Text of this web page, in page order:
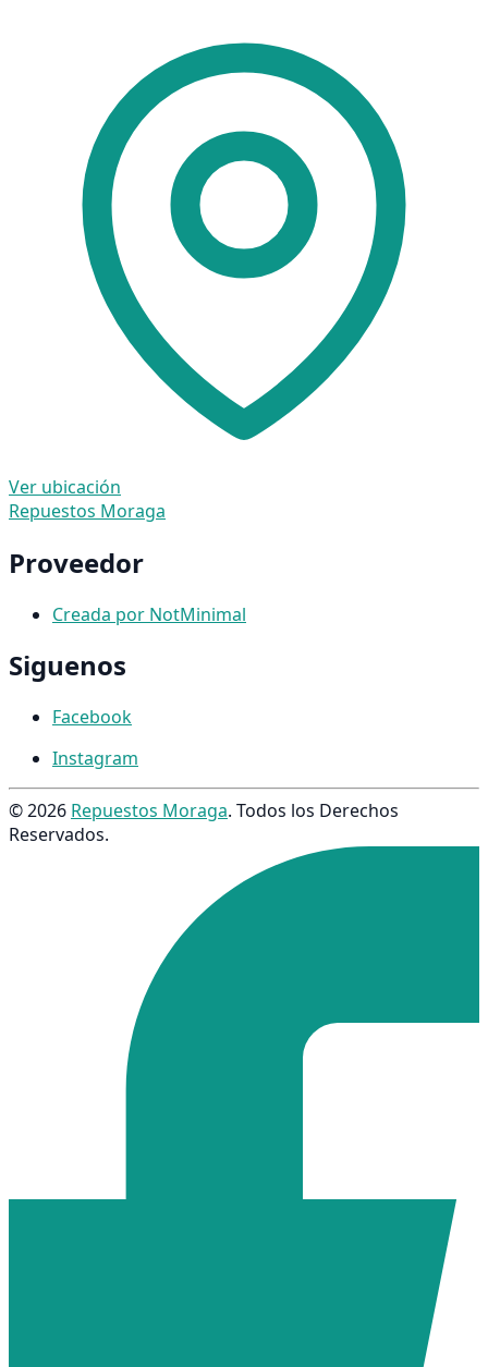
Ver ubicación
Repuestos Moraga
Proveedor
Creada por NotMinimal
Siguenos
Facebook
Instagram
© 2026 Repuestos Moraga. Todos los Derechos
Reservados.